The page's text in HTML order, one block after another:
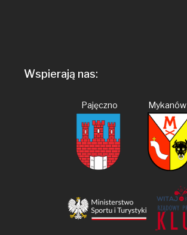
Wspierają nas:
Pajęczno Mykanów